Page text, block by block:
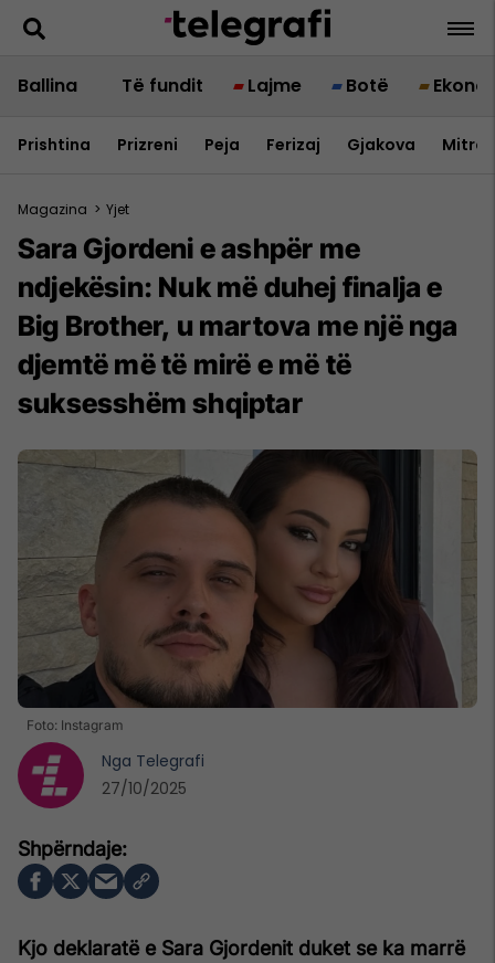
Ballina Të fundit Lajme Botë
Prishtina Prizreni Peja Ferizaj Gjakova
Magazina > Yjet
Sara Gjordeni e ashpër me
ndjekësin: Nuk më duhej finalja e
Big Brother, u martova me një nga
djemtë më të mirë e më të
suksesshëm shqiptar
Foto: Instagram
Kjo deklaratë e Sara Gjordenit duket se ka marrë
Nga Telegrafi
27/10/2025